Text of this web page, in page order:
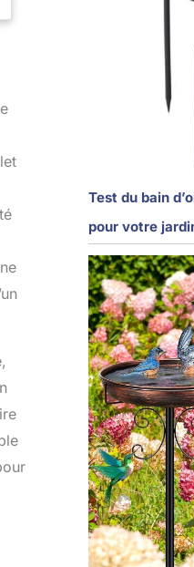
Test du bain
pour votre